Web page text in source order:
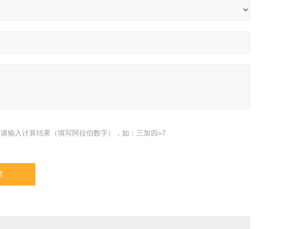
请输入计算结果（填写阿拉伯数字），如：三加四=7